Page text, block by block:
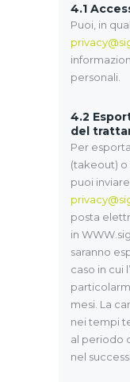
4.1
Puoi, in
personali.
4.2
del
Per
(takeout)
puoi
posta
in
saranno
caso in cui
mesi. La
nei tempi
al periodo
nel